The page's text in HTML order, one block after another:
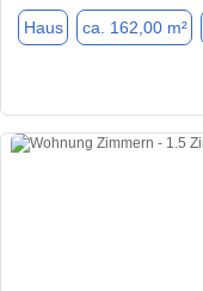
Haus ca. 162,00 m²